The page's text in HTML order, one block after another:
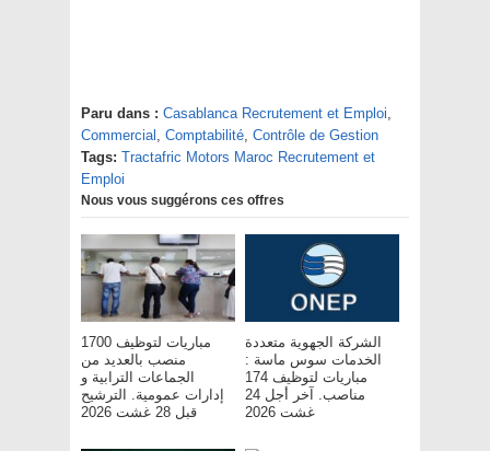
Paru dans : Casablanca Recrutement et Emploi,
Commercial , Comptabilité, Contrôle de Gestion
Tags: Tractafric Motors Maroc Recrutement et
Emploi
Nous vous suggérons ces offres
مباريات لتوظيف 1700
منصب بالعديد من
الجماعات الترابية و
إدارات عمومية. الترشيح
قبل 28 غشت 2026
الشركة الجهوية متعددة
الخدمات سوس ماسة :
مباريات لتوظيف 174
مناصب. آخر أجل 24
غشت 2026